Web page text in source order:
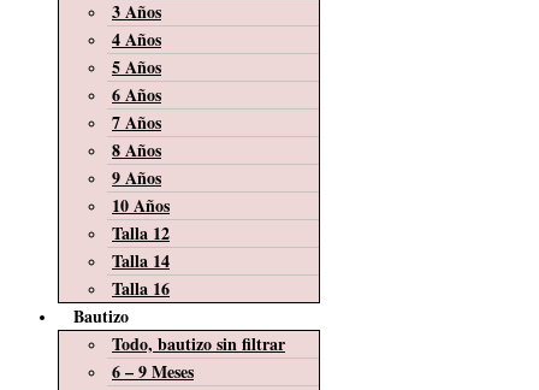
3 Años
4 Años
5 Años
6 Años
7 Años
8 Años
9 Años
10 Años
Talla 12
Talla 14
Talla 16
Bautizo
Todo, bautizo sin filtrar
6 – 9 Meses